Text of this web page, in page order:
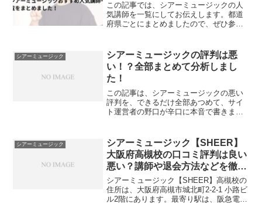
この記事では、シアーミュージックの人
気講師を一覧にしてお伝えします。都道
府県ごとにまとめましたので、ぜひ参考
めました。ちなみに、現実的でないです
が、シアーミュージックは、...
シアーミュージック
シアーミュージックの評判は悪
い！？全部まとめて分析しまし
た！
この記事は、シアーミュージックの悪い
評判を、できるだけ全部あつめて、サイ
ト運営者の野口が辛口に本音で書きまし
い？！シアーミュージックというところ
ですね。とは言ったものの...
シアーミュージック
シアーミュージック【SHEER】
大阪府高槻校の口コミ評判は良い
悪い？講師や退会方法などを徹底
調査しました
シアーミュージック【SHEER】高槻校の
住所は、大阪府高槻市城北町2-2-1 小路ビ
ル2階にあります。最寄り駅は、阪急電鉄